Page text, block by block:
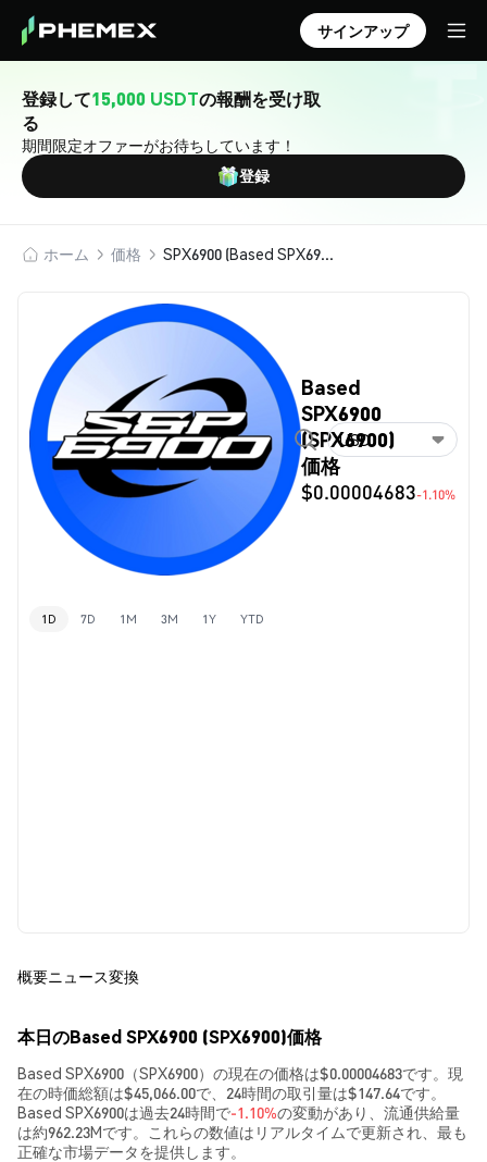
サインアップ
登録して15,000 USDTの報酬を受け取
る
期間限定オファーがお待ちしています！
登録
ホーム 価格 SPX6900 (Based SPX6900)
Based
SPX6900
(SPX6900)
価格
$0.00004683-1.10%
USD
1D 7D 1M 3M 1Y YTD
概要ニュース変換
本日のBased SPX6900 (SPX6900)価格
Based SPX6900（SPX6900）の現在の価格は$0.00004683です。現
在の時価総額は$45,066.00で、24時間の取引量は$147.64です。
Based SPX6900は過去24時間で-1.10%の変動があり、流通供給量
は約962.23Mです。これらの数値はリアルタイムで更新され、最も
正確な市場データを提供します。